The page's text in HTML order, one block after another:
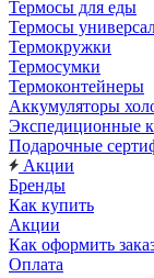
Термосы для еды
Термосы
Термокружки
Термосумки
Термоконтейнеры
Аккумуляторы
Экспедиционные
Подарочные
Акции
Бренды
Как купить
Акции
Как оформить
Оплата